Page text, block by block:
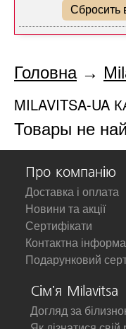
Сбросить
Головна→
MILAVITSA-UA
Товары не
Про компанію
Доставка і оплата
Новини та акції
Сертифікати
Контактна
Подарунковий
Сім'я Milavitsa
Догляд за